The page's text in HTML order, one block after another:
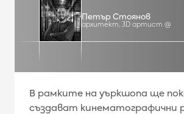
Петър Стоянов
архитект, 3D артист @
В рамките на уъркшопа ще
създават кинематографични